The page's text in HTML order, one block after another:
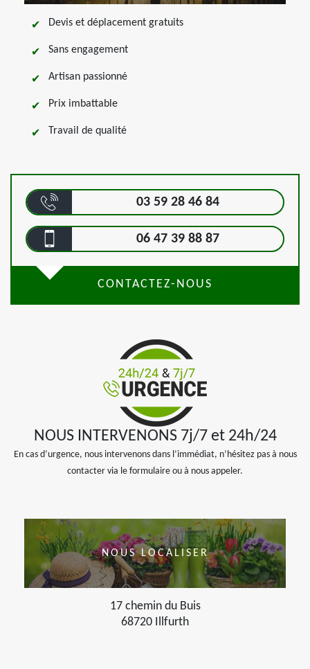
Devis et déplacement gratuits
Sans engagement
Artisan passionné
Prix imbattable
Travail de qualité
03 59 28 46 84
06 47 39 88 87
CONTACTEZ-NOUS
NOUS INTERVENONS 7j/7 et 24h/24
En cas d’urgence, nous intervenons dans l’immédiat, n’hésitez pas à nous
contacter via le formulaire ou à nous appeler.
NOUS LOCALISER
17 chemin du Buis
68720 Illfurth